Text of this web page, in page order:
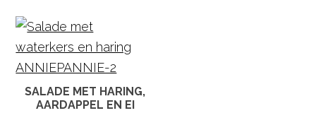
SALADE MET HARING,
AARDAPPEL EN EI